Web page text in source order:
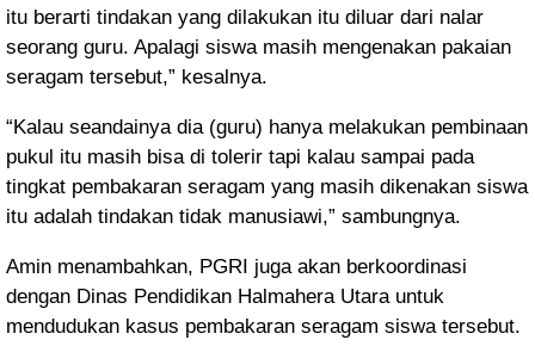
itu berarti tindakan yang dilakukan itu diluar dari nalar
seorang guru. Apalagi siswa masih mengenakan pakaian
seragam tersebut,” kesalnya.
“Kalau seandainya dia (guru) hanya melakukan pembinaan
pukul itu masih bisa di tolerir tapi kalau sampai pada
tingkat pembakaran seragam yang masih dikenakan siswa
itu adalah tindakan tidak manusiawi,” sambungnya.
Amin menambahkan, PGRI juga akan berkoordinasi
dengan Dinas Pendidikan Halmahera Utara untuk
mendudukan kasus pembakaran seragam siswa tersebut.